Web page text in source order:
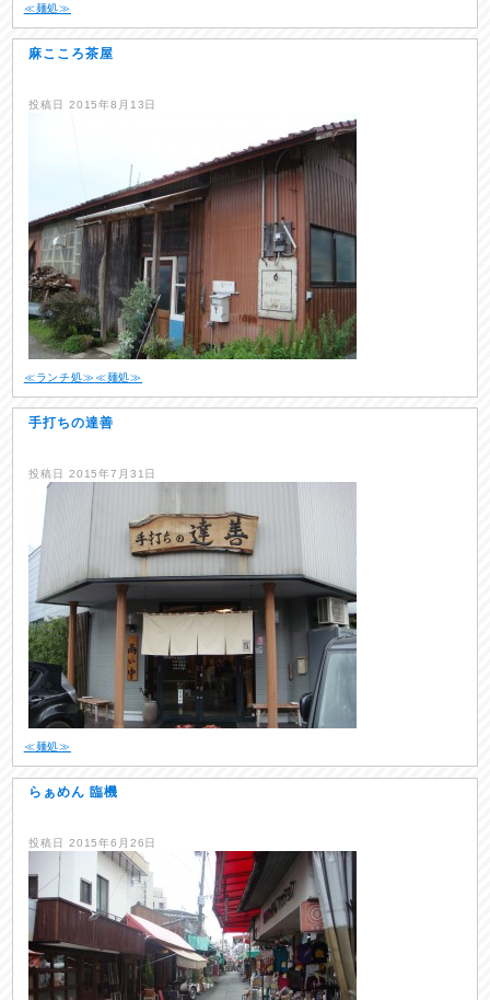
≪麺処≫
麻こころ茶屋
投稿日 2015年8月13日
≪ランチ処≫≪麺処≫
手打ちの達善
投稿日 2015年7月31日
≪麺処≫
らぁめん 臨機
投稿日 2015年6月26日